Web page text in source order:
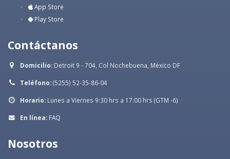
App Store
Play Store
Contáctanos
Domicilio: Detroit 9 - 704, Col Nochebuena, México DF
Teléfono:(5255) 52-35-86-04
Horario: Lunes a Viernes 9:30 hrs a 17:00 hrs (GTM -6)
En línea: FAQ
Nosotros